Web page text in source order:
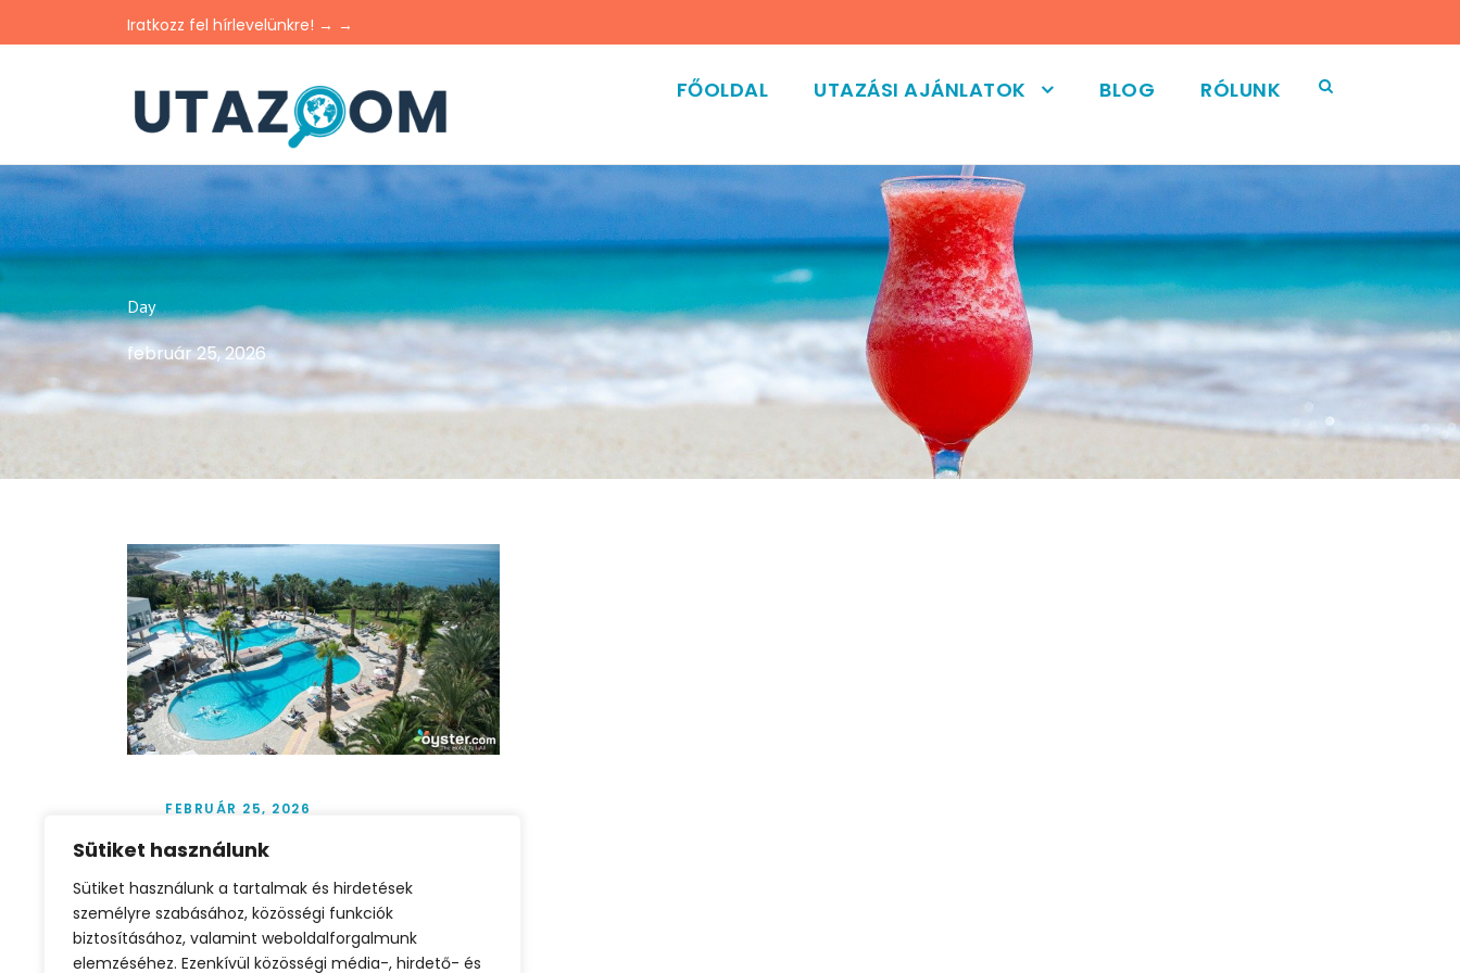
Sütiket használunk
Sütiket használunk a tartalmak és hirdetések
személyre szabásához, közösségi funkciók
biztosításához, valamint weboldalforgalmunk
elemzéséhez. Ezenkívül közösségi média-, hirdető- és
Iratkozz fel hírlevelünkre! → →
FŐOLDAL UTAZÁSI AJÁNLATOK BLOG RÓLUNK
Day
február 25, 2026
FEBRUÁR 25, 2026
CIPRUS – Akciós utazás
április 12–20.
🌴 CIPRUS – Akciós utazás április 12–20.
✈️ Repülőjegy + Szállás – Kiemelt